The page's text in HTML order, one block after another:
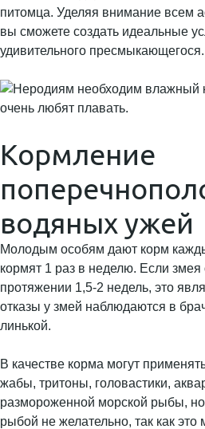
питомца. Уделяя внимание всем
вы сможете создать идеальные
удивительного пресмыкающегося.
Кормление
водяных ужей
Молодым особям дают корм
кормят 1 раз в неделю. Если
протяжении 1,5-2 недель, это
отказы у змей наблюдаются в
линькой.
В качестве корма могут
жабы, тритоны, головастики,
размороженной морской рыбы,
рыбой не желательно, так как это